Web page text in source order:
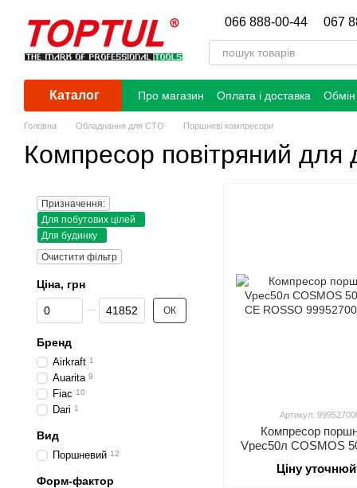
066 888-00-44 067
Каталог Про магазин Оплата і доставка
Головна Обладнання для СТО Поршневі компресори
Компресор повітряний для
Артикул:
Компресор
Vрес50л COSMOS
Ціну
Призначення:
Для побутових цілей
Для будинку
Очистити фільтр
Ціна, грн
Від Ціна, грн
До Ціна, грн ОК
Бренд
Airkraft 1
Auarita 9
Fiac 10
Dari 1
Вид
Поршневий 12
Форм-фактор